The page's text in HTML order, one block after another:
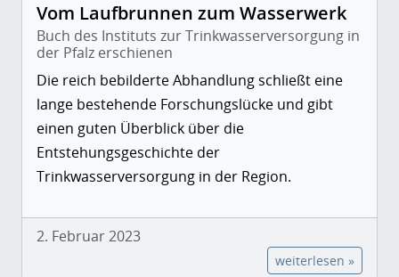
Vom Laufbrunnen zum Wasserwerk
Buch des Instituts zur Trinkwasserversorgung in
der Pfalz erschienen
Die reich bebilderte Abhandlung schließt eine
lange bestehende Forschungslücke und gibt
einen guten Überblick über die
Entstehungsgeschichte der
Trinkwasserversorgung in der Region.
2. Februar 2023
weiterlesen »